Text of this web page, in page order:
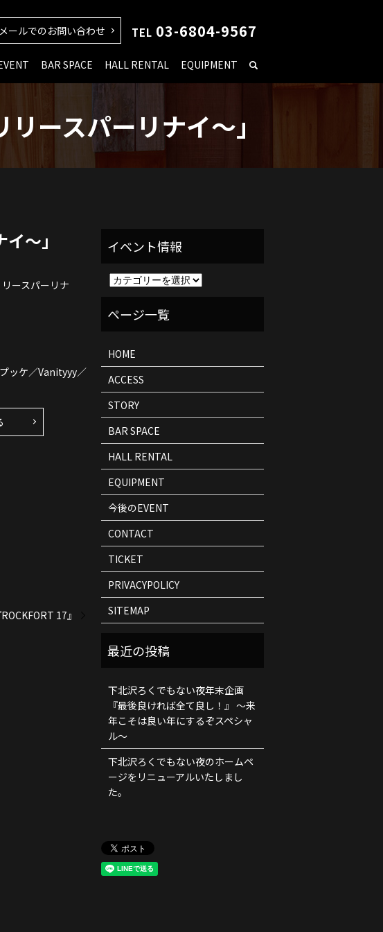
BAR SPACE HALL RENTAL EQUIPMENT
メールでのお問い合わせ TEL 03-6804-9567
ースパーリナイ〜」
〜」
ースパーリナ
ッケ／Vanityyy／
17』
イ
ト
HOME
ACCESS
STORY
BAR SPACE
HALL RENTAL
EQUIPMENT
今後のEVENT
CONTACT
TICKET
PRIVACYPOLICY
SITEMAP
下北沢ろくでもない夜年末企画
『最後良ければ全て良し！』 ～来
年こそは良い年にするぞスペシャ
ル～
下北沢ろくでもない夜のホームペ
ージをリニューアルいたしまし
た。